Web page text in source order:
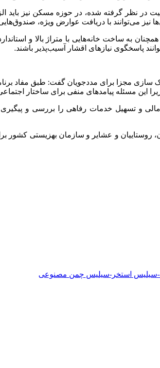
در نظر گرفته شده، در حوزه مسکن نیز باید
می‌توانند با دریافت عوارض ویژه، صندوق‌هایی
ساخت خانه‌هایی با متراژ بالا و
پاسخگوی نیازهای اقشار آسیب‌پذیر باشند.
سازی مجزا برای مددجویان گفت: طبق مفاد
این مسئله پیامدهای منفی برای ساختار
مالی و تسهیل خدمات رفاهی را بررسی و
سیلیس استخر-سیلیس چمن مصنوعی